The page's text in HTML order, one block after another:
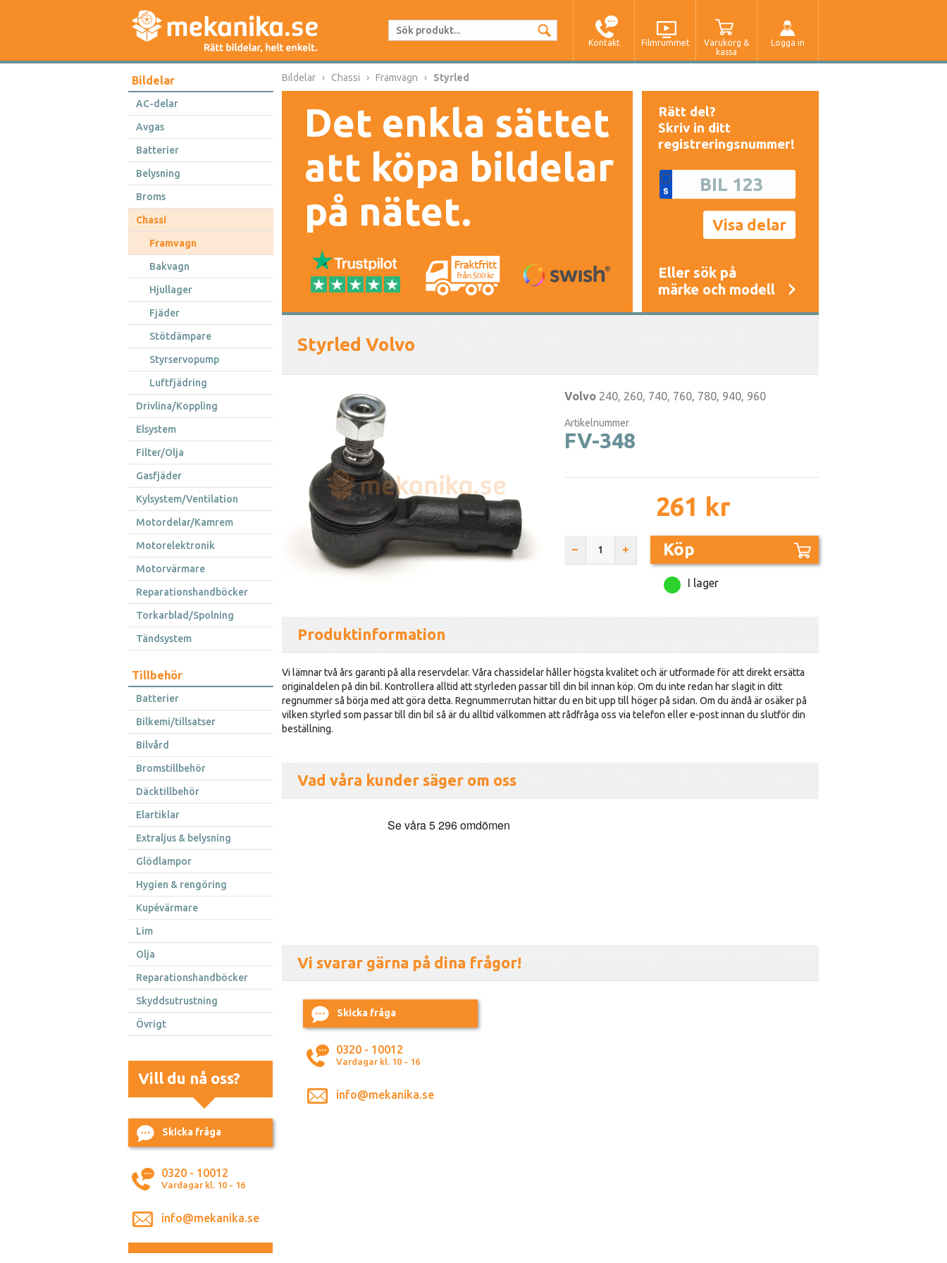
Kontakt Filmrummet
Varukorg &
kassa
Logga in
Bildelar
AC-delar
Avgas
Batterier
Belysning
Broms
Chassi
Framvagn
Bakvagn
Hjullager
Fjäder
Stötdämpare
Styrservopump
Luftfjädring
Drivlina/Koppling
Elsystem
Filter/Olja
Gasfjäder
Kylsystem/Ventilation
Motordelar/Kamrem
Motorelektronik
Motorvärmare
Reparationshandböcker
Torkarblad/Spolning
Tändsystem
Tillbehör
Batterier
Bilkemi/tillsatser
Bilvård
Bromstillbehör
Däcktillbehör
Elartiklar
Extraljus & belysning
Glödlampor
Hygien & rengöring
Kupévärmare
Lim
Olja
Reparationshandböcker
Skyddsutrustning
Övrigt
Vill du nå oss?
Skicka fråga
0320 - 10012
Vardagar kl. 10 - 16
info@mekanika.se
Bildelar Chassi Framvagn Styrled
Det enkla sättet
att köpa bildelar
på nätet.
Rätt del?
Skriv in ditt
registreringsnummer!
Eller sök på
märke och modell
Styrled Volvo
Volvo 240, 260, 740, 760, 780, 940, 960
Artikelnummer
FV-348
261 kr
Köp
I lager
Produktinformation
Vi lämnar två års garanti på alla reservdelar. Våra chassidelar håller högsta kvalitet och är utformade för att direkt ersätta
originaldelen på din bil. Kontrollera alltid att styrleden passar till din bil innan köp. Om du inte redan har slagit in ditt
regnummer så börja med att göra detta. Regnummerrutan hittar du en bit upp till höger på sidan. Om du ändå är osäker på
vilken styrled som passar till din bil så är du alltid välkommen att rådfråga oss via telefon eller e-post innan du slutför din
beställning.
Vad våra kunder säger om oss
Vi svarar gärna på dina frågor!
Skicka fråga
0320 - 10012
Vardagar kl. 10 - 16
info@mekanika.se